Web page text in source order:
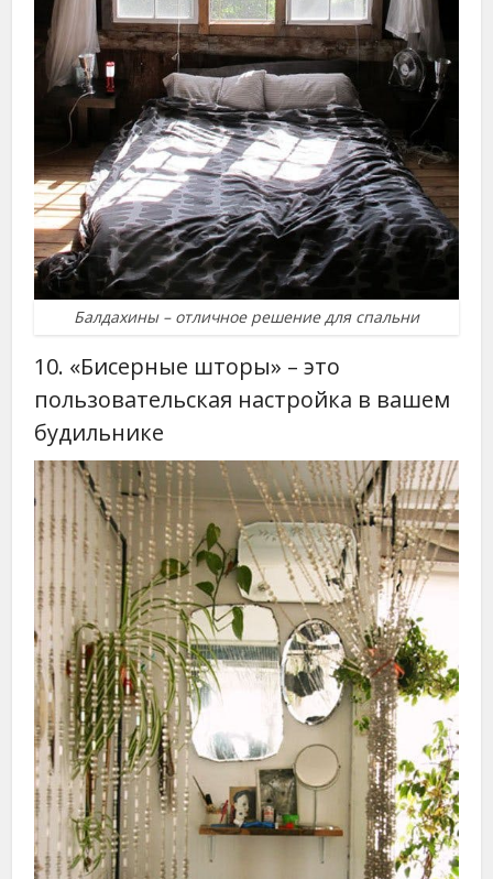
Балдахины – отличное решение для спальни
10. «Бисерные шторы» – это
пользовательская настройка в вашем
будильнике